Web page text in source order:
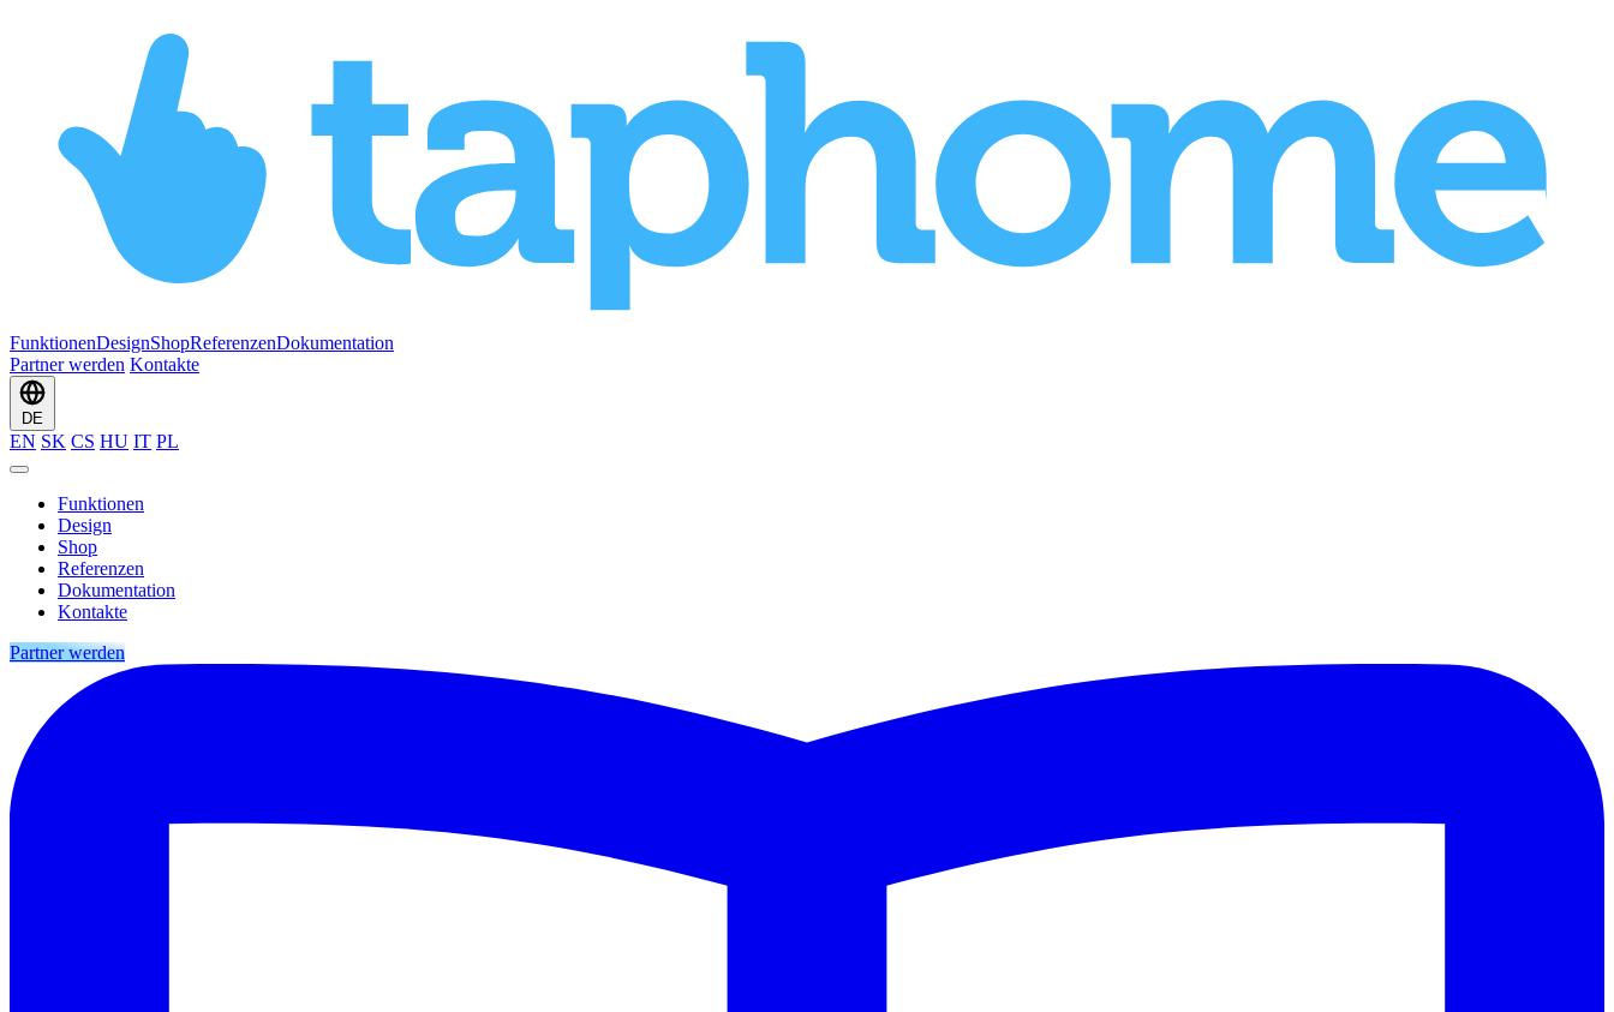
FunktionenDesignShopReferenzenDokumentation
Partner werden Kontakte
DE
EN SK CS HU IT PL
Funktionen
Design
Shop
Referenzen
Dokumentation
Kontakte
Partner werden